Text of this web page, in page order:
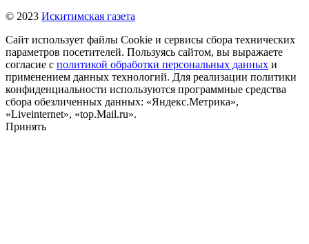
© 2023 Искитимская газета
Сайт использует файлы Cookie и сервисы сбора технических
параметров посетителей. Пользуясь сайтом, вы выражаете
согласие с политикой обработки персональных данных и
применением данных технологий. Для реализации политики
конфиденциальности используются программные средства
сбора обезличенных данных: «Яндекс.Метрика»,
«Liveinternet», «top.Mail.ru».
Принять